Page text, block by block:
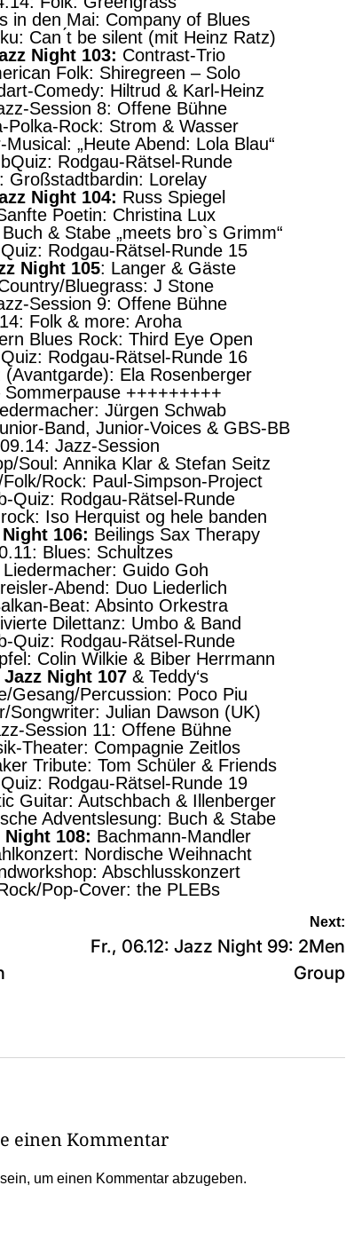
in den Mai: Company of Blues
Can ́t be silent (mit Heinz Ratz)
Night 103: Contrast-Trio
Folk: Shiregreen – Solo
Comedy: Hiltrud & Karl-Heinz
Session 8: Offene Bühne
Polka-Rock: Strom & Wasser
„Heute Abend: Lola Blau“
Rodgau-Rätsel-Runde
Großstadtbardin: Lorelay
Night 104: Russ Spiegel
Poetin: Christina Lux
& Stabe „meets bro`s Grimm“
Rodgau-Rätsel-Runde 15
Night 105: Langer & Gäste
Bluegrass: J Stone
Session 9: Offene Bühne
Folk & more: Aroha
Blues Rock: Third Eye Open
Rodgau-Rätsel-Runde 16
Ela Rosenberger
+++++++++
Jürgen Schwab
Band, Junior-Voices & GBS-BB
Jazz-Session
Soul: Annika Klar & Stefan Seitz
Rock: Paul-Simpson-Project
Quiz: Rodgau-Rätsel-Runde
Iso Herquist og hele banden
106: Beilings Sax Therapy
Blues: Schultzes
Guido Goh
Abend: Duo Liederlich
Beat: Absinto Orkestra
Dilettanz: Umbo & Band
Quiz: Rodgau-Rätsel-Runde
Colin Wilkie & Biber Herrmann
Jazz Night 107& Teddy‘s
Gesang/Percussion: Poco Piu
Songwriter: Julian Dawson (UK)
Session 11: Offene Bühne
Theater: Compagnie Zeitlos
Tribute: Tom Schüler & Friends
Rodgau-Rätsel-Runde 19
Guitar: Autschbach & Illenberger
Adventslesung: Buch & Stabe
Night 108: Bachmann-Mandler
Nordische Weihnacht
Abschlusskonzert
Pop-Cover: the PLEBs
Next:
Fr., 06.12: Jazz Night 99: 2Men
Group
einen Kommentar
um einen Kommentar abzugeben.